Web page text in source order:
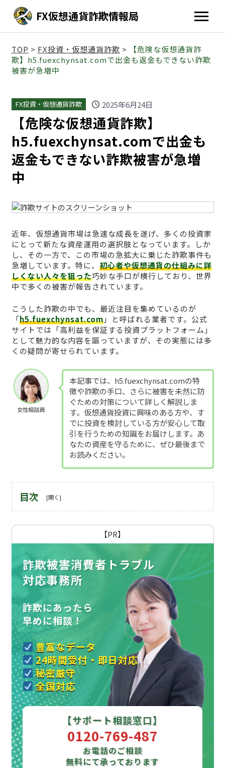
FX仮想通貨詐欺情報局
TOP > FX投資・仮想通貨詐欺 >
【危険な仮想通貨詐
欺】h5.fuexchynsat.comで出金も返金もできない詐欺
被害が急増中
FX投資・仮想通貨詐欺 schedule 2025年6月24日
【危険な仮想通貨詐欺】
h5.fuexchynsat.comで出金も
返金もできない詐欺被害が急増
中
近年、仮想通貨市場は急速な成長を遂げ、多くの投資家
にとって新たな資産運用の選択肢となっています。しか
し、その一方で、この市場の急拡大に乗じた詐欺事件も
急増しています。特に、 初心者や仮想通貨の仕組みに詳
しくない人々を狙った巧妙な手口が横行しており、世界
中で多くの被害が報告されています。
こうした詐欺の中でも、最近注目を集めているのが
「h5.fuexchynsat.com」と呼ばれる業者です。公式
サイトでは「高利益を保証する投資プラットフォーム」
として魅力的な内容を謳っていますが、その実態には多
くの疑問が寄せられています。
女性相談員
本記事では、h5.fuexchynsat.comの特
徴や詐欺の手口、さらに被害を未然に防
ぐための対策について詳しく解説しま
す。仮想通貨投資に興味のある方や、す
でに投資を検討している方が安心して取
引を行うための知識をお届けします。あ
なたの資産を守るために、ぜひ最後まで
お読みください。
目次
【PR】
詐欺被害消費者トラブル
対応事務所
詐欺にあったら
早めに相談！
豊富なデータ
24時間受付・即日対応
秘密厳守
全国対応
【サポート相談窓口】
0120-769-487
お電話のご相談
無料にて承っております